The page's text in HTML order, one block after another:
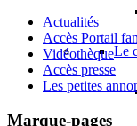
Le
Actualités
Accès Portail
Vidéothèque
Accès presse
Les petites
Marque-pages